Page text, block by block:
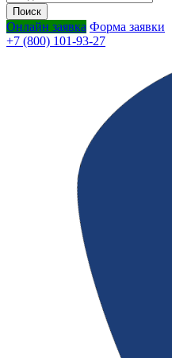
Онлайн заявка Форма заявки
+7 (800) 101-93-27